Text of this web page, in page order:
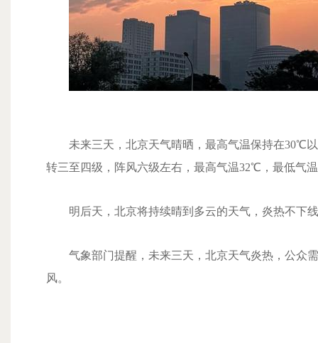
未来三天，北京天气晴晒，最高气温保持在30℃以
转三至四级，阵风六级左右，最高气温32℃，最低气
明后天，北京将持续晴到多云的天气，炎热不下
气象部门提醒，未来三天，北京天气炎热，公众需
风。